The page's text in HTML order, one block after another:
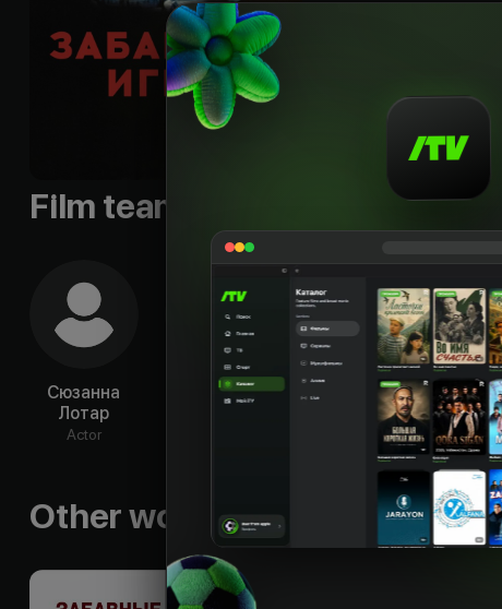
Film team
Сюзанна
Лотар
Actor
Ульрих Мюэ Арно Фриш
Other works by the director